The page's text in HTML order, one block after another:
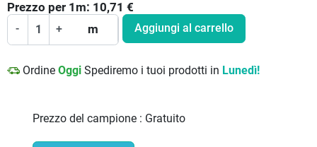
Prezzo per 1 m: 10,71 €
- + m Aggiungi al carrello
Ordine Oggi Spediremo i tuoi prodotti in Lunedì!
Prezzo del campione : Gratuito